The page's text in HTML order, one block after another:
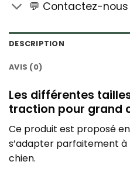
💬 Contactez-nous
DESCRIPTION
AVIS (0)
Les différentes
traction pour grand
Ce produit est proposé
s’adapter parfaitement
chien.